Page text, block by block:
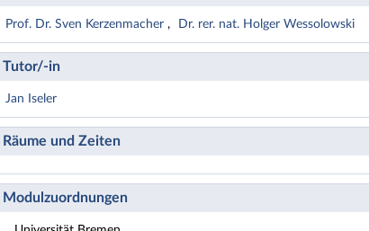
Prof. Dr. Sven Kerzenmacher Dr. rer. nat. Holger Wessolowski
Tutor/-in
Jan Iseler
Räume und Zeiten
Modulzuordnungen